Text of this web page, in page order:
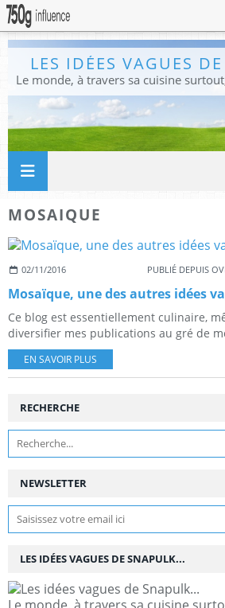
LES IDÉES VAGUES
MOSAIQUE
02/11/2016 PUBLIÉ DEPUIS
Mosaïque, une des autres idées
Ce blog est essentiellement culinaire,
diversifier mes publications au gré de
EN SAVOIR PLUS
NEWSLETTER
RECHERCHE
LES IDÉES VAGUES DE SNAPULK...